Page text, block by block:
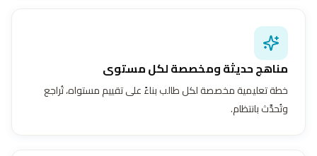
مناهج حديثة ومخصصة لكل مستوى
خطة تعليمية مخصصة لكل طالب بناءً على تقييم مستواه، تُراجع
وتُحدَّث بانتظام.